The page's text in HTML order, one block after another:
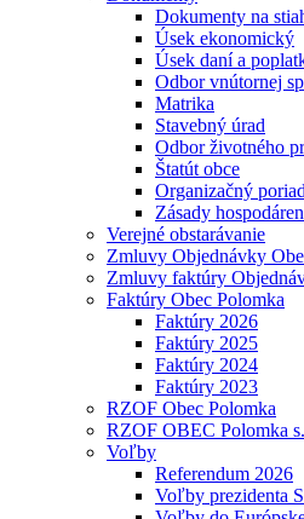
Dokumenty na
Úsek ekonomický
Úsek daní a
Odbor vnútornej
Matrika
Stavebný úrad
Odbor životného
Štatút obce
Organizačný
Zásady
Verejné obstarávanie
Zmluvy Objednávky
Zmluvy faktúry
Faktúry Obec Polomka
Faktúry 2026
Faktúry 2025
Faktúry 2024
Faktúry 2023
RZOF Obec Polomka
RZOF OBEC Polomka
Voľby
Referendum 2026
Voľby prezidenta